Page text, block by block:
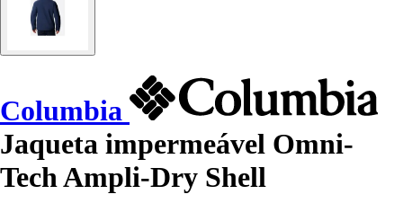
Columbia
Jaqueta impermeável Omni-
Tech Ampli-Dry Shell